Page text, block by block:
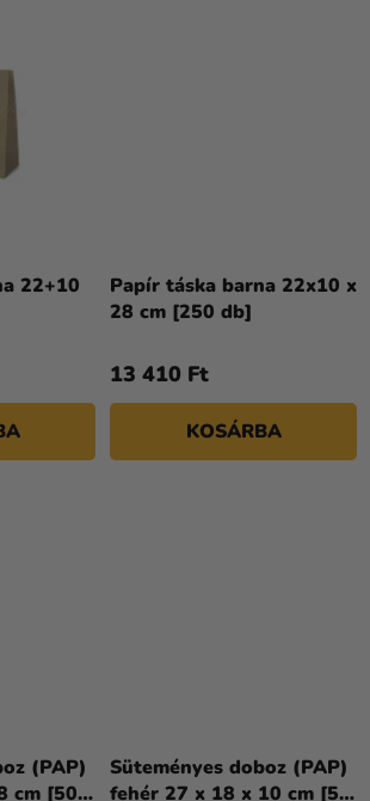
22+10
Papír táska barna 22x10 x
28 cm [250 db]
13 410 Ft
KOSÁRBA
(PAP)
cm [50
Süteményes doboz (PAP)
fehér 27 x 18 x 10 cm [50